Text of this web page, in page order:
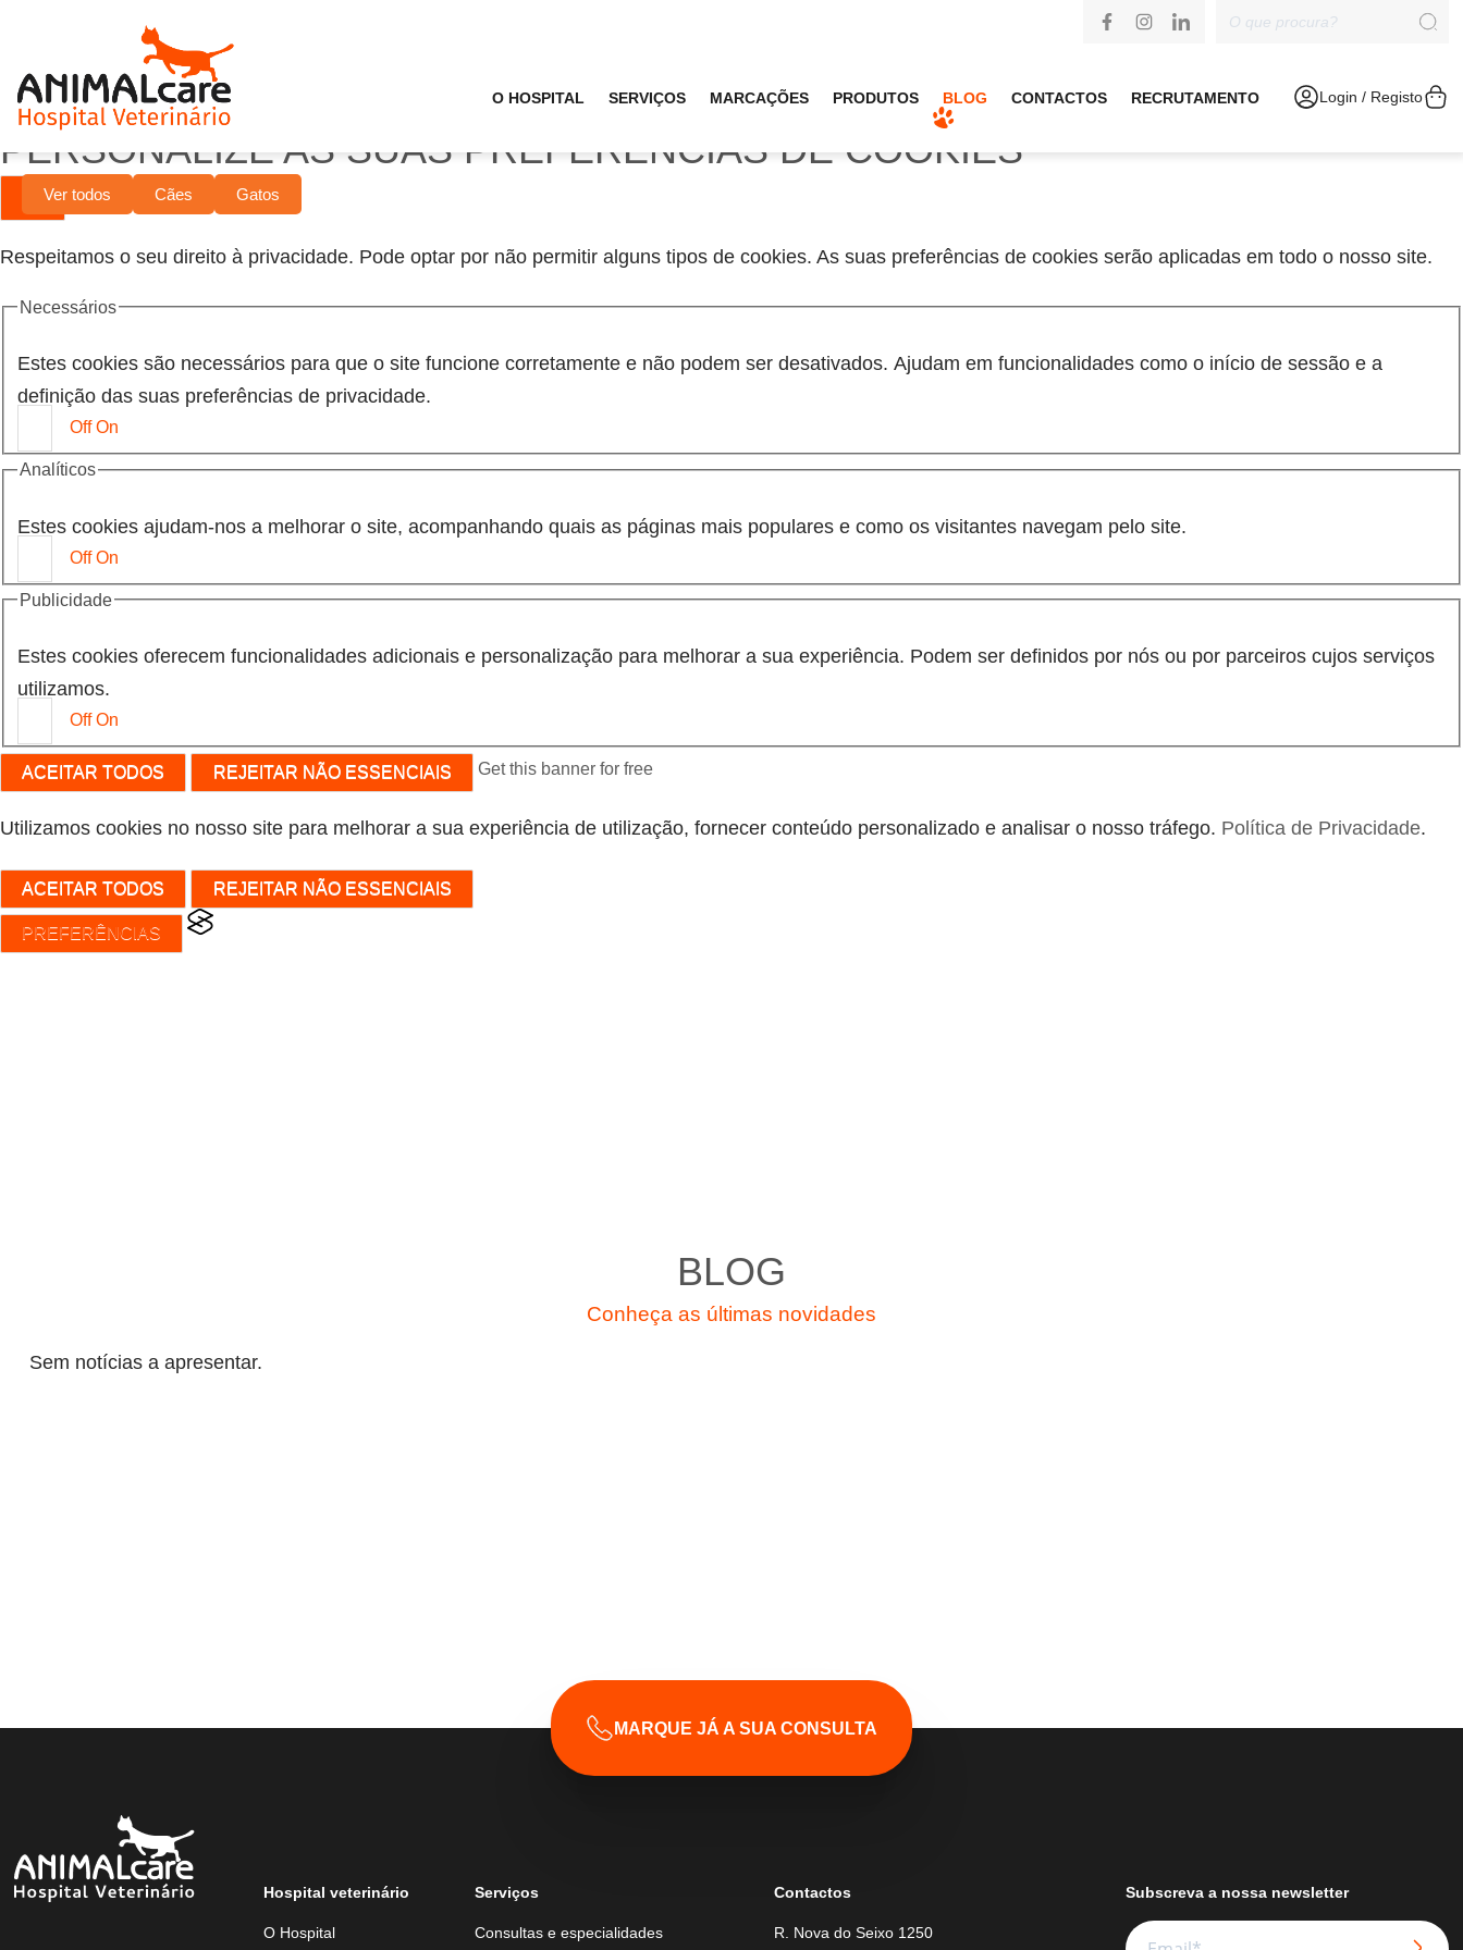
PERSONALIZE AS SUAS PREFERÊNCIAS DE COOKIES
Respeitamos o seu direito à privacidade. Pode optar por não permitir alguns tipos de cookies. As suas preferências de cookies serão aplicadas em todo o nosso site.
Necessários
Estes cookies são necessários para que o site funcione corretamente e não podem ser desativados. Ajudam em funcionalidades como o início de sessão e a
definição das suas preferências de privacidade.
Off On
Analíticos
Estes cookies ajudam-nos a melhorar o site, acompanhando quais as páginas mais populares e como os visitantes navegam pelo site.
Off On
Publicidade
Estes cookies oferecem funcionalidades adicionais e personalização para melhorar a sua experiência. Podem ser definidos por nós ou por parceiros cujos serviços
utilizamos.
Off On
ACEITAR TODOS REJEITAR NÃO ESSENCIAIS Get this banner for free
Utilizamos cookies no nosso site para melhorar a sua experiência de utilização, fornecer conteúdo personalizado e analisar o nosso tráfego. Política de Privacidade.
ACEITAR TODOS REJEITAR NÃO ESSENCIAIS
PREFERÊNCIAS
O HOSPITAL SERVIÇOS MARCAÇÕES PRODUTOS BLOG CONTACTOS RECRUTAMENTO Login / Registo
Ver todos Cães Gatos
BLOG
Conheça as últimas novidades
Sem notícias a apresentar.
MARQUE JÁ A SUA CONSULTA
Hospital veterinário
O Hospital
Serviços
Consultas e especialidades
Contactos
R. Nova do Seixo 1250
Subscreva a nossa newsletter